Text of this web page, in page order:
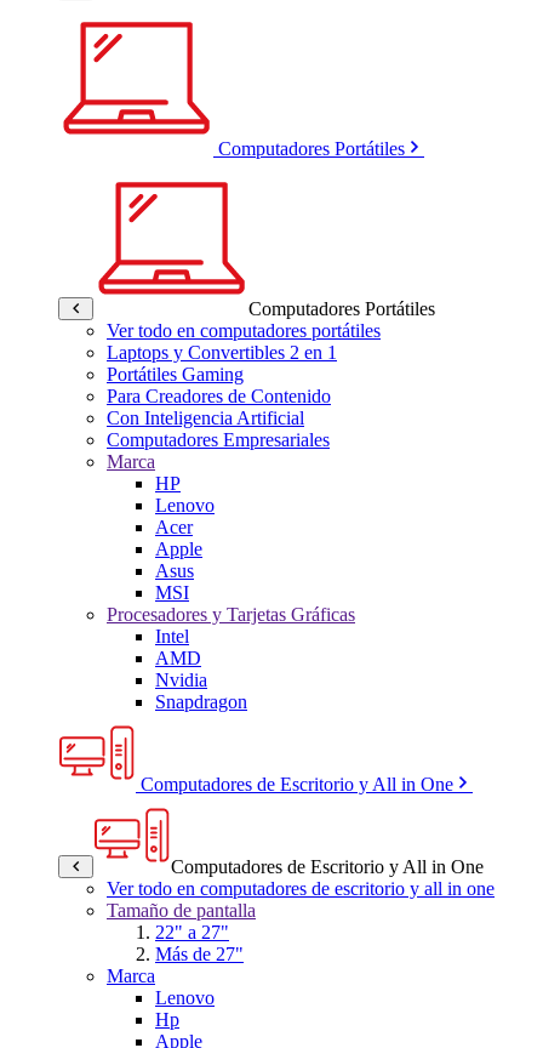
Computadores Portátiles
Computadores Portátiles
Ver todo en computadores portátiles
Laptops y Convertibles 2 en 1
Portátiles Gaming
Para Creadores de Contenido
Con Inteligencia Artificial
Computadores Empresariales
Marca
HP
Lenovo
Acer
Apple
Asus
MSI
Procesadores y Tarjetas Gráficas
Intel
AMD
Nvidia
Snapdragon
Computadores de Escritorio y All in One
Computadores de Escritorio y All in One
Ver todo en computadores de escritorio y all in one
Tamaño de pantalla
22" a 27"
Más de 27"
Marca
Lenovo
Hp
Apple